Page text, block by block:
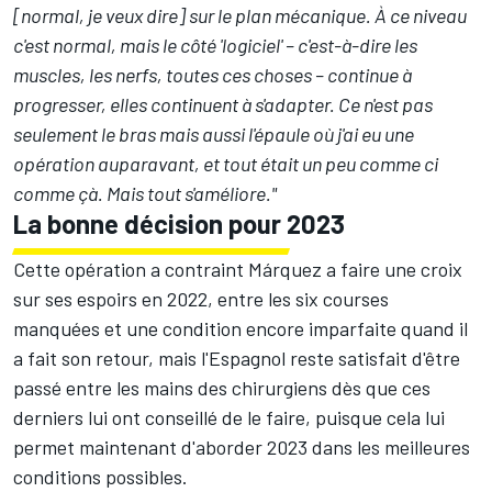
[normal, je veux dire] sur le plan mécanique. À ce niveau
c'est normal, mais le côté 'logiciel' – c'est-à-dire les
muscles, les nerfs, toutes ces choses – continue à
progresser, elles continuent à s'adapter. Ce n'est pas
seulement le bras mais aussi l'épaule où j'ai eu une
opération auparavant, et tout était un peu comme ci
comme çà. Mais tout s'améliore."
La bonne décision pour 2023
Cette opération a contraint Márquez a faire une croix
sur ses espoirs en 2022, entre les six courses
manquées et une condition encore imparfaite quand il
a fait son retour, mais l'Espagnol reste satisfait d'être
passé entre les mains des chirurgiens dès que ces
derniers lui ont conseillé de le faire, puisque cela lui
permet maintenant d'aborder 2023 dans les meilleures
conditions possibles.